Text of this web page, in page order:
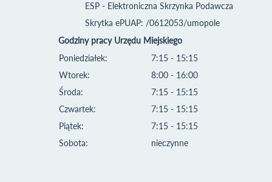
ESP - Elektroniczna Skrzynka Podawcza
Skrytka ePUAP: /0612053/umopole
Godziny pracy Urzędu Miejskiego
Poniedziałek:
Wtorek:
Środa:
Czwartek:
Piątek:
Sobota:
7:15 - 15:15
8:00 - 16:00
7:15 - 15:15
7:15 - 15:15
7:15 - 15:15
nieczynne